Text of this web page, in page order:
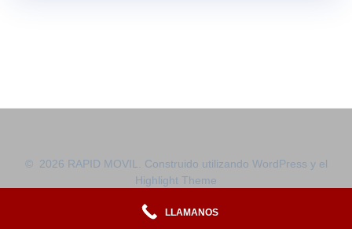
© 2026 RAPID MOVIL. Construido utilizando WordPress y el
Highlight Theme
LLAMANOS